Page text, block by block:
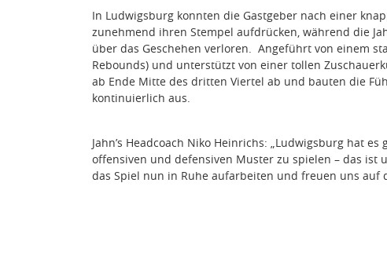
In Ludwigsburg konnten die Gastgeber nach einer
zunehmend ihren Stempel aufdrücken, während die
über das Geschehen verloren. Angeführt von einem
Rebounds) und unterstützt von einer tollen
ab Ende Mitte des dritten Viertel ab und bauten die
kontinuierlich aus.
Jahn’s Headcoach Niko Heinrichs: „Ludwigsburg hat
offensiven und defensiven Muster zu spielen – das ist
das Spiel nun in Ruhe aufarbeiten und freuen uns auf